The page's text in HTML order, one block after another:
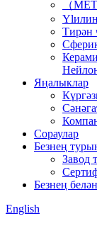
（
Тирән
Яңалыклар
Сораулар
Безнең
Завод
Безнең
English